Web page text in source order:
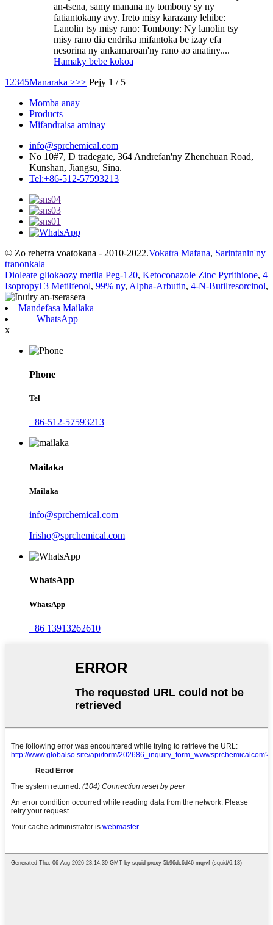
an-tsena, samy manana ny tombony sy ny
fatiantokany avy. Ireto misy karazany lehibe:
Lanolin tsy misy rano: Tombony: Ny lanolin tsy
misy rano dia endrika mifantoka be izay efa
nesorina ny ankamaroan'ny rano ao anatiny....
Hamaky bebe kokoa
1 2345Manaraka >>> Pejy 1 / 5
Momba anay
Products
Mifandraisa aminay
info@sprchemical.com
No 10#7, D tradegate, 364 Andrefan'ny Zhenchuan Road,
Kunshan, Jiangsu, Sina.
Tel:+86-512-57593213
© Zo rehetra voatokana - 2010-2022.Vokatra Mafana, Sarintanin'ny
tranonkala
Dioleate gliokaozy metila Peg-120, Ketoconazole Zinc Pyrithione, 4
Isopropyl 3 Metilfenol, 99% ny, Alpha-Arbutin, 4-N-Butilresorcinol,
Mandefasa Mailaka
WhatsApp
x
Phone
Tel
+86-512-57593213
Mailaka
Mailaka
info@sprchemical.com
Irisho@sprchemical.com
WhatsApp
WhatsApp
+86 13913262610